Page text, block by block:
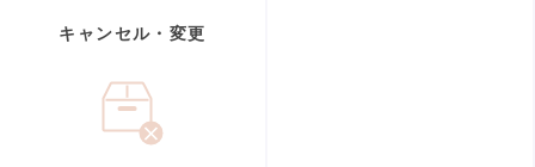
キャンセル・変更